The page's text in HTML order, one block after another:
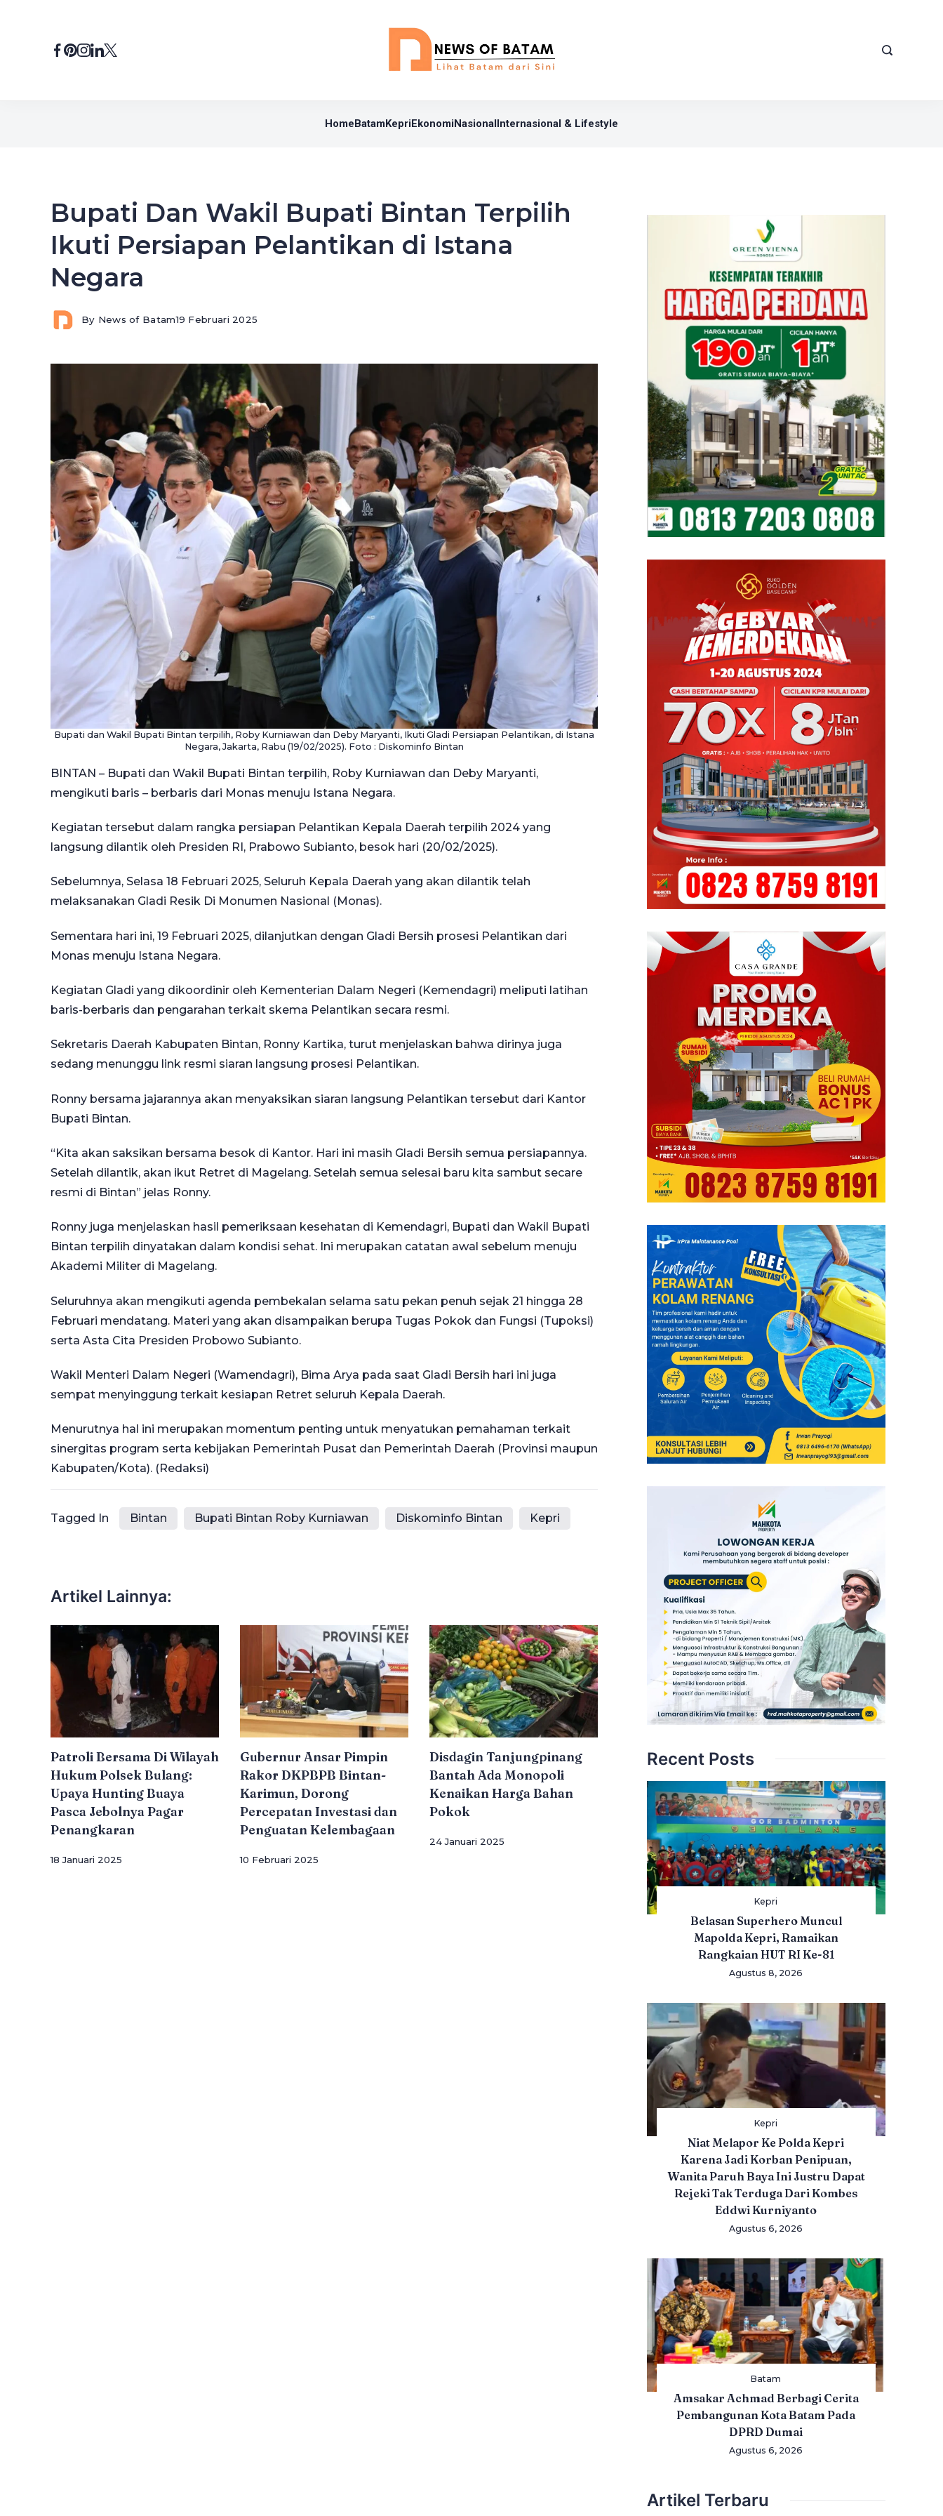
HomeBatamKepriEkonomiNasionalInternasional & Lifestyle
Bupati Dan Wakil Bupati Bintan Terpilih
Ikuti Persiapan Pelantikan di Istana
Negara
By News of Batam19 Februari 2025
Bupati dan Wakil Bupati Bintan terpilih, Roby Kurniawan dan Deby Maryanti, Ikuti Gladi Persiapan Pelantikan, di Istana
Negara, Jakarta, Rabu (19/02/2025). Foto : Diskominfo Bintan
BINTAN – Bupati dan Wakil Bupati Bintan terpilih, Roby Kurniawan dan Deby Maryanti,
mengikuti baris – berbaris dari Monas menuju Istana Negara.
Kegiatan tersebut dalam rangka persiapan Pelantikan Kepala Daerah terpilih 2024 yang
langsung dilantik oleh Presiden RI, Prabowo Subianto, besok hari (20/02/2025).
Sebelumnya, Selasa 18 Februari 2025, Seluruh Kepala Daerah yang akan dilantik telah
melaksanakan Gladi Resik Di Monumen Nasional (Monas).
Sementara hari ini, 19 Februari 2025, dilanjutkan dengan Gladi Bersih prosesi Pelantikan dari
Monas menuju Istana Negara.
Kegiatan Gladi yang dikoordinir oleh Kementerian Dalam Negeri (Kemendagri) meliputi latihan
baris-berbaris dan pengarahan terkait skema Pelantikan secara resmi.
Sekretaris Daerah Kabupaten Bintan, Ronny Kartika, turut menjelaskan bahwa dirinya juga
sedang menunggu link resmi siaran langsung prosesi Pelantikan.
Ronny bersama jajarannya akan menyaksikan siaran langsung Pelantikan tersebut dari Kantor
Bupati Bintan.
“Kita akan saksikan bersama besok di Kantor. Hari ini masih Gladi Bersih semua persiapannya.
Setelah dilantik, akan ikut Retret di Magelang. Setelah semua selesai baru kita sambut secare
resmi di Bintan” jelas Ronny.
Ronny juga menjelaskan hasil pemeriksaan kesehatan di Kemendagri, Bupati dan Wakil Bupati
Bintan terpilih dinyatakan dalam kondisi sehat. Ini merupakan catatan awal sebelum menuju
Akademi Militer di Magelang.
Seluruhnya akan mengikuti agenda pembekalan selama satu pekan penuh sejak 21 hingga 28
Februari mendatang. Materi yang akan disampaikan berupa Tugas Pokok dan Fungsi (Tupoksi)
serta Asta Cita Presiden Probowo Subianto.
Wakil Menteri Dalam Negeri (Wamendagri), Bima Arya pada saat Gladi Bersih hari ini juga
sempat menyinggung terkait kesiapan Retret seluruh Kepala Daerah.
Menurutnya hal ini merupakan momentum penting untuk menyatukan pemahaman terkait
sinergitas program serta kebijakan Pemerintah Pusat dan Pemerintah Daerah (Provinsi maupun
Kabupaten/Kota). (Redaksi)
Tagged In Bintan Bupati Bintan Roby Kurniawan Diskominfo Bintan Kepri
Artikel Lainnya:
Patroli Bersama Di Wilayah
Hukum Polsek Bulang:
Upaya Hunting Buaya
Pasca Jebolnya Pagar
Penangkaran
18 Januari 2025
Gubernur Ansar Pimpin
Rakor DKPBPB Bintan-
Karimun, Dorong
Percepatan Investasi dan
Penguatan Kelembagaan
10 Februari 2025
Disdagin Tanjungpinang
Bantah Ada Monopoli
Kenaikan Harga Bahan
Pokok
24 Januari 2025
Recent Posts
Kepri
Belasan Superhero Muncul
Mapolda Kepri, Ramaikan
Rangkaian HUT RI Ke-81
Agustus 8, 2026
Kepri
Niat Melapor Ke Polda Kepri
Karena Jadi Korban Penipuan,
Wanita Paruh Baya Ini Justru Dapat
Rejeki Tak Terduga Dari Kombes
Eddwi Kurniyanto
Agustus 6, 2026
Batam
Amsakar Achmad Berbagi Cerita
Pembangunan Kota Batam Pada
DPRD Dumai
Agustus 6, 2026
Artikel Terbaru